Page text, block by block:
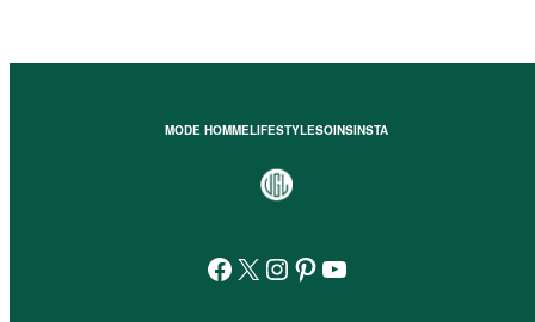
MODE HOMMELIFESTYLESOINSINSTA
Facebook
X Instagram
Pinterest
YouTube